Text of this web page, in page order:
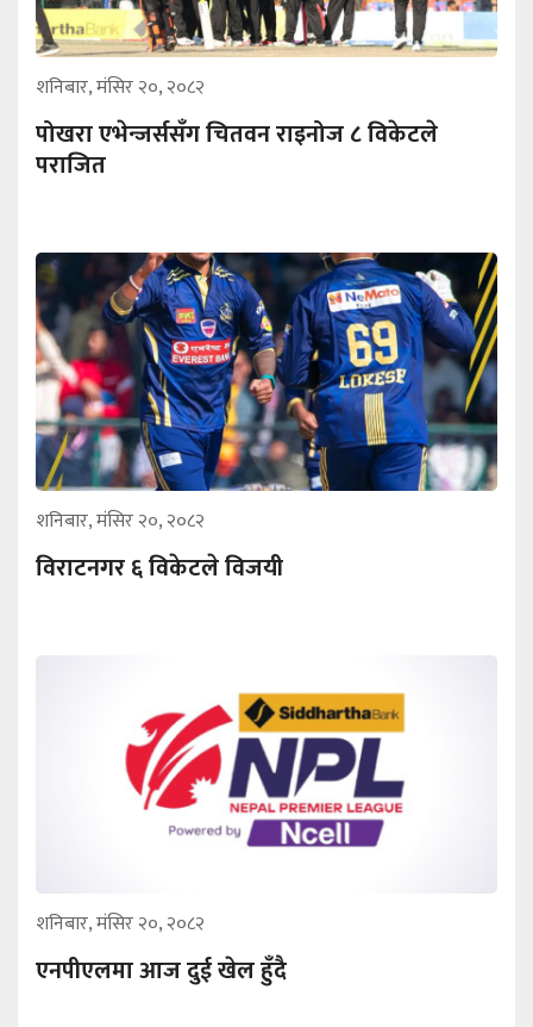
शनिबार, मंसिर २०, २०८२
पोखरा एभेन्जर्ससँग चितवन राइनोज ८ विकेटले
पराजित
शनिबार, मंसिर २०, २०८२
विराटनगर ६ विकेटले विजयी
शनिबार, मंसिर २०, २०८२
एनपीएलमा आज दुई खेल हुँदै